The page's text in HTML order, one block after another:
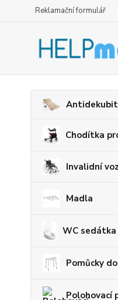
Reklamační formulář
Chodítka
Invalidní
Madla
WC sedátka
Pomůcky
Polohovací